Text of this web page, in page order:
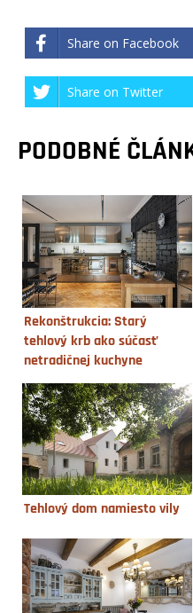
Share on Facebook
Share on Twitter
PODOBNÉ
Rekonštrukcia: Starý
tehlový krb ako súčasť
netradičnej kuchyne
Tehlový dom namiesto vily